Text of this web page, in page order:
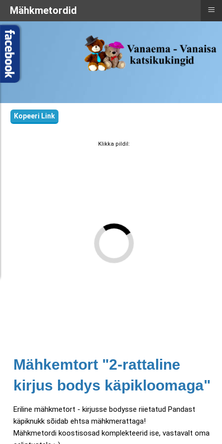
Kopeeri Link
Mähkemtort "2-rattaline
kirjus bodys käpikloomaga"
Eriline mähkmetort - kirjusse bodysse riietatud Pandast
käpiknukk sõidab ehtsa mähkmerattaga!
Mähkmetordi koostisosad komplekteerid ise, vastavalt oma
Mähkmetordid ≡